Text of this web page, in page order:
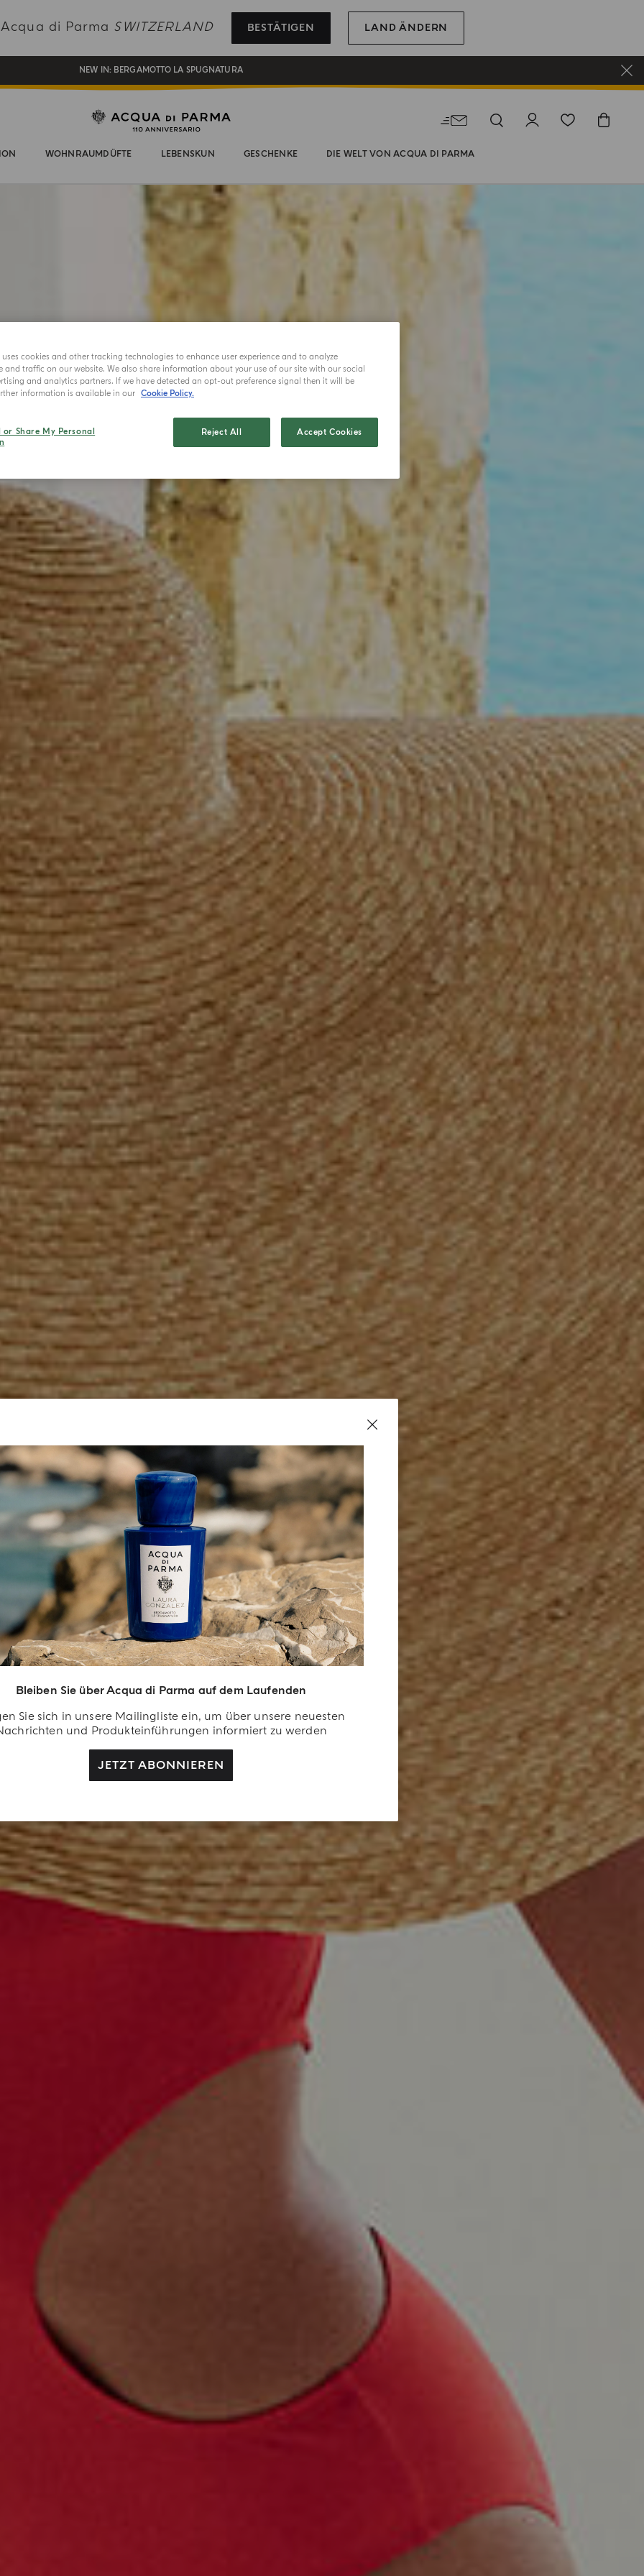
di Parma SWITZERLAND BESTÄTIGEN LAND ÄNDERN
EIN GESCHENK FÜR SIE AUF ALLE BESTELLUNGEN ÜBER CHF 180
BERGAMOTTO LA SPUGNATURA
KOSTENFREIER VERSAND AUF ALLE BESTELLUNGEN ÜBER 120 CHF
EIN GESCHENK FÜR SIE AUF ALLE BESTELLUNGEN ÜBER CHF 180
NEW IN:BERGAMOTTO LA SPUGNATURA
WOHNRAUMDÜFTE LEBENSKUN GESCHENKE DIE WELT VON ACQUA DI PARMA
Bleiben Sie über Acqua di Parma auf dem Laufenden
Sie sich in unsere Mailingliste ein, um über unsere neuesten
und Produkteinführungen informiert zu werden
JETZT ABONNIEREN
uses cookies and other tracking technologies to enhance user experience and to analyze
and traffic on our website. We also share information about your use of our site with our social
and analytics partners. If we have detected an opt-out preference signal then it will be
information is available in our Cookie Policy.
or Share My Personal
Reject All Accept Cookies